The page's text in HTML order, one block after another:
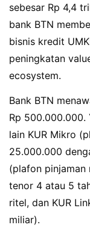
sebesar Rp 4,4
bank BTN
bisnis kredit
peningkatan
ecosystem.
Bank BTN
Rp 500.000.000.
lain KUR Mikro
25.000.000
(plafon pinjaman
tenor 4 atau 5
ritel, dan KUR
miliar).